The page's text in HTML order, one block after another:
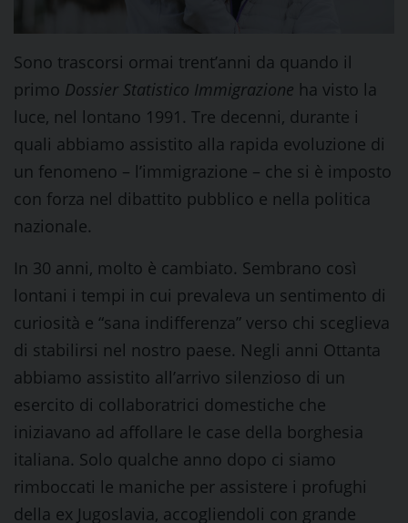
Sono trascorsi ormai trent’anni da quando il
primo Dossier Statistico Immigrazione ha visto la
luce, nel lontano 1991. Tre decenni, durante i
quali abbiamo assistito alla rapida evoluzione di
un fenomeno – l’immigrazione – che si è imposto
con forza nel dibattito pubblico e nella politica
nazionale.
In 30 anni, molto è cambiato. Sembrano così
lontani i tempi in cui prevaleva un sentimento di
curiosità e “sana indifferenza” verso chi sceglieva
di stabilirsi nel nostro paese. Negli anni Ottanta
abbiamo assistito all’arrivo silenzioso di un
esercito di collaboratrici domestiche che
iniziavano ad affollare le case della borghesia
italiana. Solo qualche anno dopo ci siamo
rimboccati le maniche per assistere i profughi
della ex Jugoslavia, accogliendoli con grande